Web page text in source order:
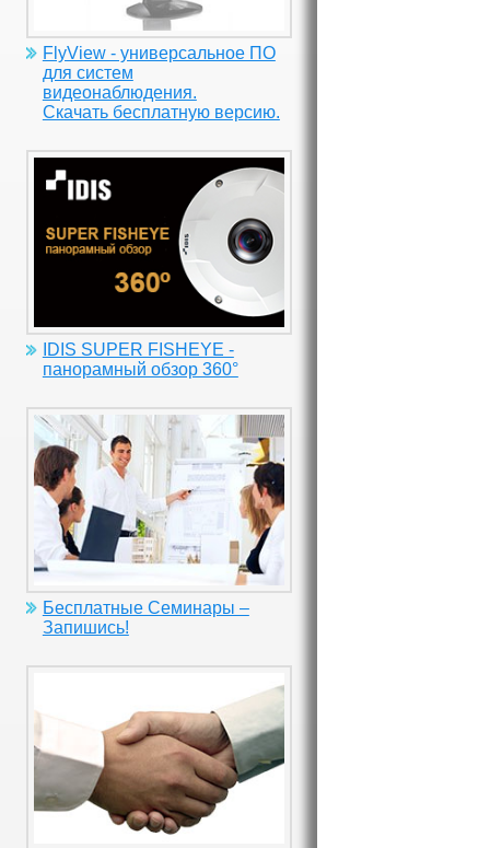
FlyView - универсальное ПО
для систем
видеонаблюдения.
Скачать бесплатную версию.
IDIS SUPER FISHEYE -
панорамный обзор 360°
Бесплатные Семинары –
Запишись!